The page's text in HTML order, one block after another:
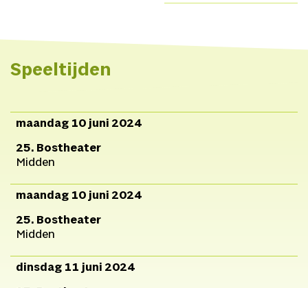
electronics
electronica & stem
Speeltijden
maandag 10 juni 2024
25. Bostheater
Midden
maandag 10 juni 2024
25. Bostheater
Midden
dinsdag 11 juni 2024